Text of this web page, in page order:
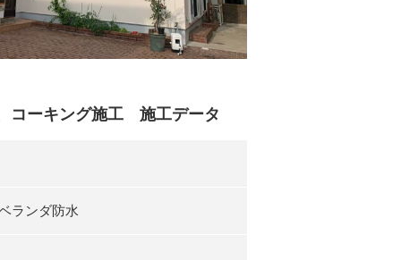
コーキング施工 施工データ
ランダ防水